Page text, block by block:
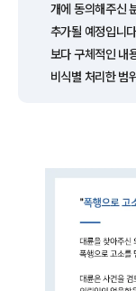
개에 동의해주신
추가될 예정입니
보다 구체적인 내
비식별 처리한 범